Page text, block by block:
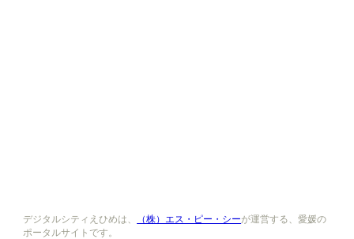
デジタルシティえひめは、 （株）エス・ピー・シーが運営する、愛媛の
ポータルサイトです。